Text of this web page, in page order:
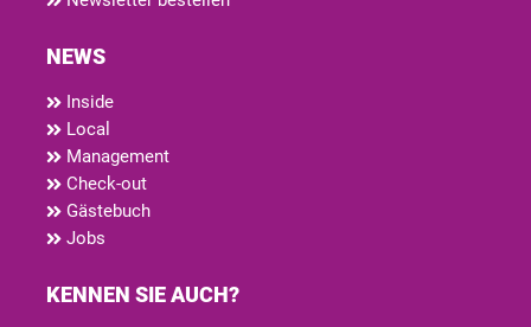
NEWS
Inside
Local
Management
Check-out
Gästebuch
Jobs
KENNEN SIE AUCH?